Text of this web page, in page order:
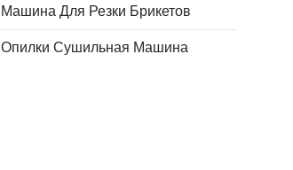
Машина Для Резки Брикетов
Опилки Сушильная Машина
Greek